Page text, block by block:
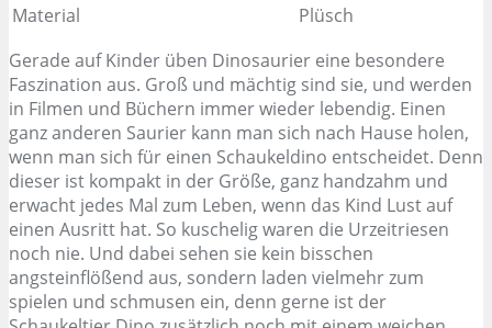
Material
Plüsch
Gerade auf Kinder üben Dinosaurier eine besondere
Faszination aus. Groß und mächtig sind sie, und werden
in Filmen und Büchern immer wieder lebendig. Einen
ganz anderen Saurier kann man sich nach Hause holen,
wenn man sich für einen Schaukeldino entscheidet. Denn
dieser ist kompakt in der Größe, ganz handzahm und
erwacht jedes Mal zum Leben, wenn das Kind Lust auf
einen Ausritt hat. So kuschelig waren die Urzeitriesen
noch nie. Und dabei sehen sie kein bisschen
angsteinflößend aus, sondern laden vielmehr zum
spielen und schmusen ein, denn gerne ist der